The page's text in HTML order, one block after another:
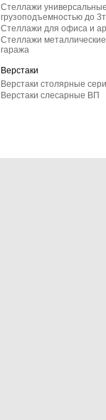
Стеллажи
грузоподъемностью до
Стеллажи для офиса и
Стеллажи
гаража
Верстаки
Верстаки столярные
Верстаки слесарные ВП